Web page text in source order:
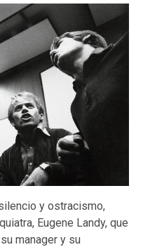
y ostracismo,
Eugene Landy, que
manager y su